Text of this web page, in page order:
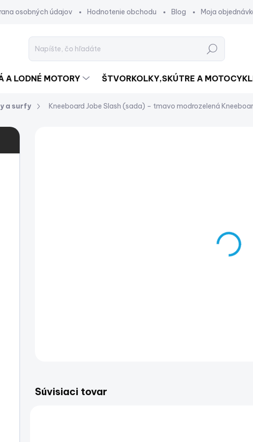
osobných údajov Hodnotenie obchodu Blog Moja
Hľadať
A LODNÉ MOTORY ŠTVORKOLKY,SKÚTRE A
a surfy Kneeboard Jobe Slash (sada) – tmavo modrozelená
Súvisiaci tovar